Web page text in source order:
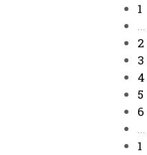
1
...
2
3
4
5
6
...
1